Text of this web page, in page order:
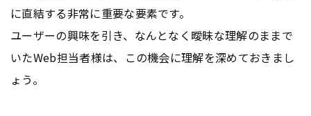
に直結する非常に重要な要素です。
ユーザーの興味を引き、なんとなく曖昧な理解のままで
いたWeb担当者様は、この機会に理解を深めておきまし
ょう。